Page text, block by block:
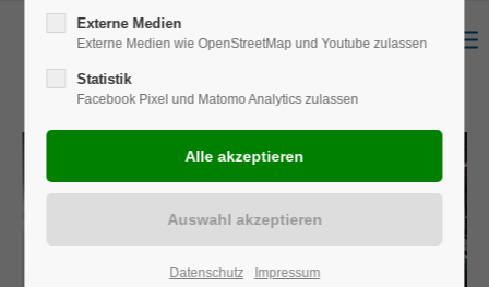
Externe Medien
Externe Medien wie OpenStreetMap und Youtube zulassen
Statistik
Facebook Pixel und Matomo Analytics zulassen
Datenschutz Impressum